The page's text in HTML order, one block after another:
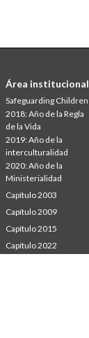
Área institucional
Safeguarding Children
2018: Año de la Regla
de la Vida
2019: Año de la
interculturalidad
2020: Año de la
Ministerialidad
Capítulo 2003
Capítulo 2009
Capítulo 2015
Capítulo 2022